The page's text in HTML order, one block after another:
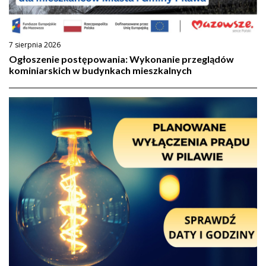
7 sierpnia 2026
Ogłoszenie postępowania: Wykonanie przeglądów
kominiarskich w budynkach mieszkalnych